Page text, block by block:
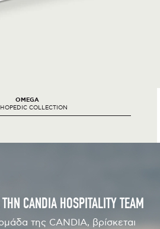
OMEGA
COLLECTION
CANDIA HOSPITALITY TEAM
της CANDIA, βρίσκεται